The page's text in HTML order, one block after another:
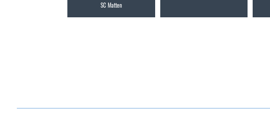
SC Matten